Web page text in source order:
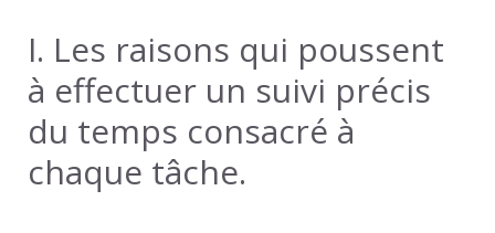
I. Les raisons qui poussent
à effectuer un suivi précis
du temps consacré à
chaque tâche.